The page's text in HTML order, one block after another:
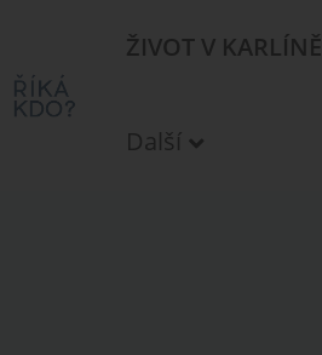
ŽIVOT V KARLÍNĚ
Další